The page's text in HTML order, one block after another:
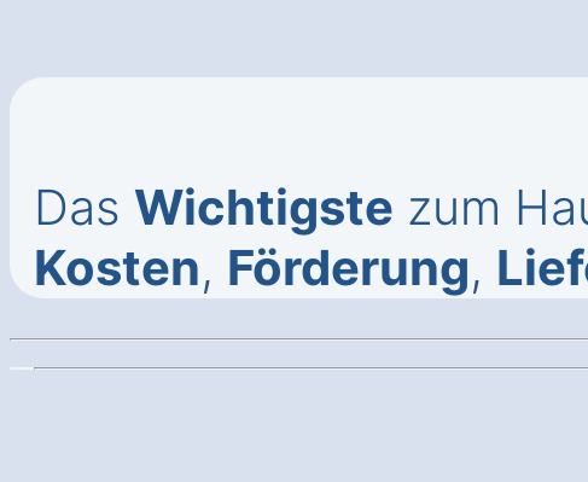
Das Wichtigste zum
Kosten, Förderung,